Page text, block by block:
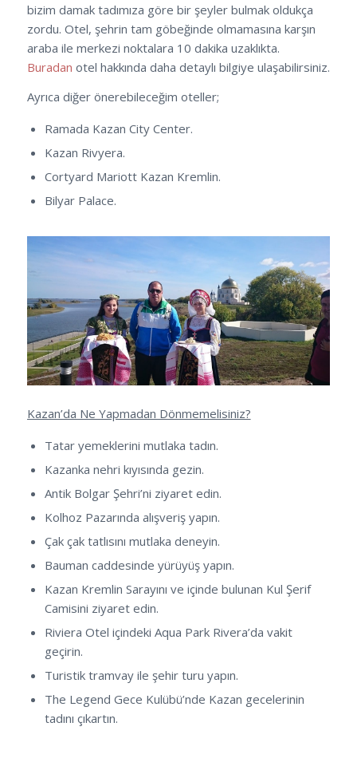
bizim damak tadımıza göre bir şeyler bulmak oldukça
zordu. Otel, şehrin tam göbeğinde olmamasına karşın
araba ile merkezi noktalara 10 dakika uzaklıkta.
Buradan otel hakkında daha detaylı bilgiye ulaşabilirsiniz.
Ayrıca diğer önerebileceğim oteller;
Ramada Kazan City Center.
Kazan Rivyera.
Cortyard Mariott Kazan Kremlin.
Bilyar Palace.
Kazan’da Ne Yapmadan Dönmemelisiniz?
Tatar yemeklerini mutlaka tadın.
Kazanka nehri kıyısında gezin.
Antik Bolgar Şehri’ni ziyaret edin.
Kolhoz Pazarında alışveriş yapın.
Çak çak tatlısını mutlaka deneyin.
Bauman caddesinde yürüyüş yapın.
Kazan Kremlin Sarayını ve içinde bulunan Kul Şerif
Camisini ziyaret edin.
Riviera Otel içindeki Aqua Park Rivera’da vakit
geçirin.
Turistik tramvay ile şehir turu yapın.
The Legend Gece Kulübü’nde Kazan gecelerinin
tadını çıkartın.